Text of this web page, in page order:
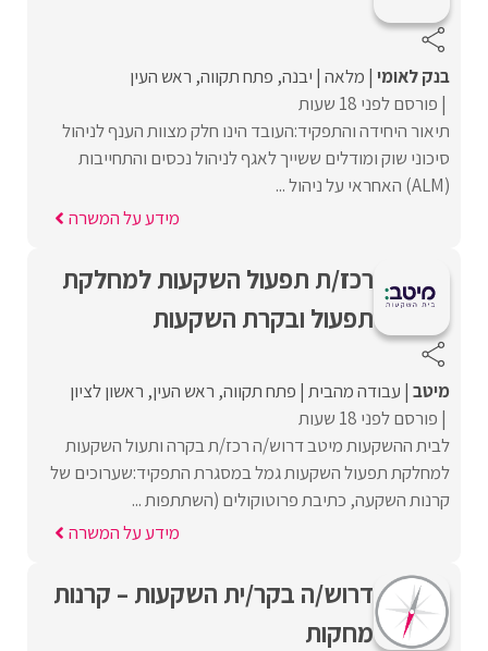
בנק לאומי מלאה יבנה פתח תקווה ראש העין
פורסם לפני 18 שעות
תיאור היחידה והתפקיד:העובד הינו חלק מצוות הענף לניהול
סיכוני שוק ומודלים ששייך לאגף לניהול נכסים והתחייבות
(ALM) האחראי על ניהול ...
מידע על המשרה
רכז/ת תפעול השקעות למחלקת
תפעול ובקרת השקעות
מיטב עבודה מהבית פתח תקווה ראש העין ראשון לציון
פורסם לפני 18 שעות
לבית ההשקעות מיטב דרוש/ה רכז/ת בקרה ותעול השקעות
למחלקת תפעול השקעות גמל במסגרת התפקיד:שערוכים של
קרנות השקעה, כתיבת פרוטוקולים (השתתפות ...
מידע על המשרה
דרוש/ה בקר/ית השקעות – קרנות
מחקות